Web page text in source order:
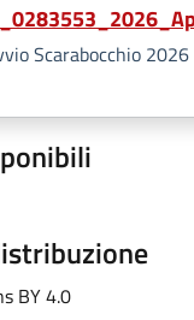
Scarabocchio 2026
BY 4.0